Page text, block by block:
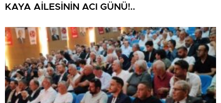
KAYA AİLESİNİN ACI GÜNÜ!..